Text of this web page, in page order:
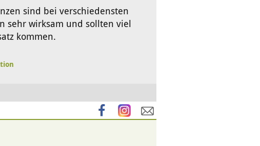
sind bei verschiedensten
sehr wirksam und sollten viel
kommen.